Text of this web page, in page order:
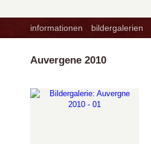
informationen bildergalerien
Auvergene 2010